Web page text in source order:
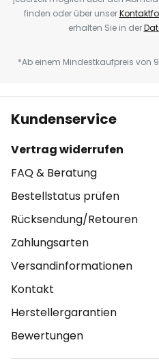
finden oder über unser
erhalten Sie in der
*Ab einem Mindestkaufpreis von
Kundenservice
Vertrag widerrufen
FAQ & Beratung
Bestellstatus prüfen
Rücksendung/Retouren
Zahlungsarten
Versandinformationen
Kontakt
Herstellergarantien
Bewertungen